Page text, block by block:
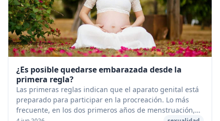
¿Es posible quedarse embarazada desde la
primera regla?
Las primeras reglas indican que el aparato genital está
preparado para participar en la procreación. Lo más
frecuente, en los dos primeros años de menstruación,